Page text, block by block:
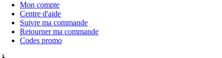
Mon compte
Centre d'aide
Suivre ma commande
Retourner ma commande
Codes promo